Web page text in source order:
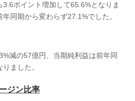
ポイント増加して65.6%となりま
同期から変わらず27.1%でした。
減の57億円、当期純利益は前年同
ました。
ジン比率